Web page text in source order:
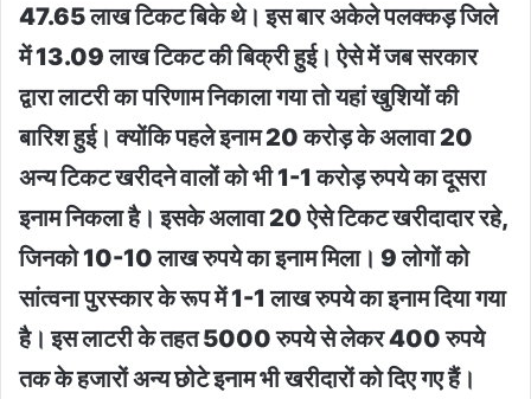
47.65 लाख टिकट बिके थे। इस बार अकेले पलक्कड़ जिले
में 13.09 लाख टिकट की बिक्री हुई। ऐसे में जब सरकार
द्वारा लाटरी का परिणाम निकाला गया तो यहां खुशियों की
बारिश हुई। क्योंकि पहले इनाम 20 करोड़ के अलावा 20
अन्य टिकट खरीदने वालों को भी 1-1 करोड़ रुपये का दूसरा
इनाम निकला है। इसके अलावा 20 ऐसे टिकट खरीदादार रहे,
जिनको 10-10 लाख रुपये का इनाम मिला। 9 लोगों को
सांत्वना पुरस्कार के रूप में 1-1 लाख रुपये का इनाम दिया गया
है। इस लाटरी के तहत 5000 रुपये से लेकर 400 रुपये
तक के हजारों अन्य छोटे इनाम भी खरीदारों को दिए गए हैं।